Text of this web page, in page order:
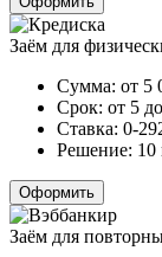
Заём для
Сумма: от 5
Срок: от 5
Ставка: 0-
Решение: 10
Оформить
Заём для